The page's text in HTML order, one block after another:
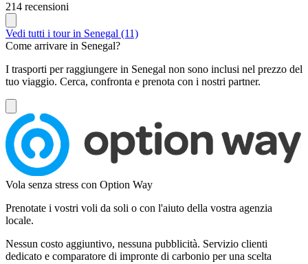
214 recensioni
Vedi tutti i tour in Senegal (11)
Come arrivare in Senegal?
I trasporti per raggiungere in Senegal non sono inclusi nel prezzo del
tuo viaggio. Cerca, confronta e prenota con i nostri partner.
Vola senza stress con Option Way
Prenotate i vostri voli da soli o con l'aiuto della vostra agenzia
locale.
Nessun costo aggiuntivo, nessuna pubblicità. Servizio clienti
dedicato e comparatore di impronte di carbonio per una scelta